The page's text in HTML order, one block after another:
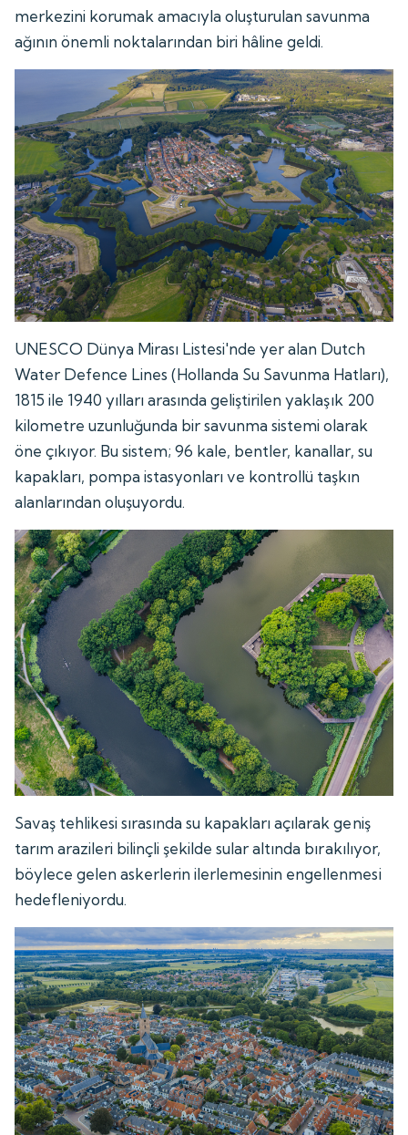
merkezini korumak amacıyla oluşturulan savunma
ağının önemli noktalarından biri hâline geldi.
UNESCO Dünya Mirası Listesi'nde yer alan Dutch
Water Defence Lines (Hollanda Su Savunma Hatları),
1815 ile 1940 yılları arasında geliştirilen yaklaşık 200
kilometre uzunluğunda bir savunma sistemi olarak
öne çıkıyor. Bu sistem; 96 kale, bentler, kanallar, su
kapakları, pompa istasyonları ve kontrollü taşkın
alanlarından oluşuyordu.
Savaş tehlikesi sırasında su kapakları açılarak geniş
tarım arazileri bilinçli şekilde sular altında bırakılıyor,
böylece gelen askerlerin ilerlemesinin engellenmesi
hedefleniyordu.